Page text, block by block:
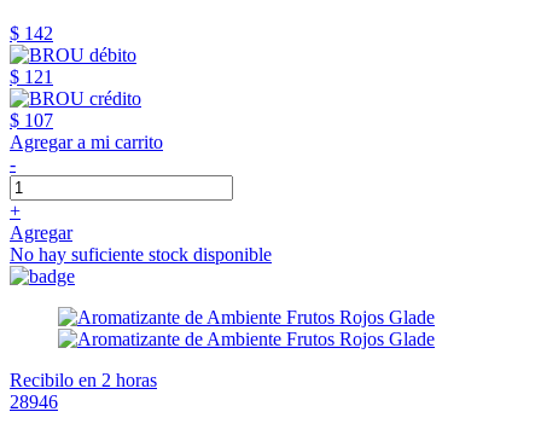
$ 142
$ 121
$ 107
Agregar a mi carrito
-
+
Agregar
No hay suficiente stock disponible
Recibilo en 2 horas
28946